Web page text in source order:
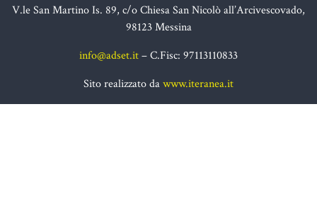
V.le San Martino Is. 89, c/o Chiesa San Nicolò all’Arcivescovado,
98123 Messina
info@adset.it– C.Fisc: 97113110833
Sito realizzato dawww.iteranea.it